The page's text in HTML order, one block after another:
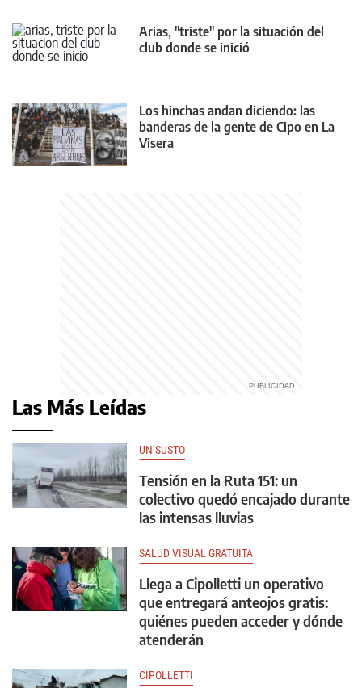
Arias, "triste" por la situación del
club donde se inició
Los hinchas andan diciendo: las
banderas de la gente de Cipo en La
Visera
Las Más Leídas
UN SUSTO
Tensión en la Ruta 151: un
colectivo quedó encajado durante
las intensas lluvias
SALUD VISUAL GRATUITA
Llega a Cipolletti un operativo
que entregará anteojos gratis:
quiénes pueden acceder y dónde
atenderán
CIPOLLETTI